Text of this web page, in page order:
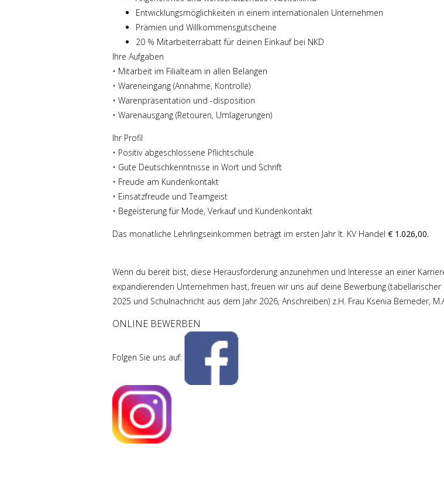
Entwicklungsmöglichkeiten in einem internationalen Unternehmen
Prämien und Willkommensgutscheine
20 % Mitarbeiterrabatt für deinen Einkauf bei NKD
Ihre Aufgaben
• Mitarbeit im Filialteam in allen Belangen
• Wareneingang (Annahme, Kontrolle)
• Warenpräsentation und -disposition
• Warenausgang (Retouren, Umlagerungen)
Ihr Profil
• Positiv abgeschlossene Pflichtschule
• Gute Deutschkenntnisse in Wort und Schrift
• Freude am Kundenkontakt
• Einsatzfreude und Teamgeist
• Begeisterung für Mode, Verkauf und Kundenkontakt
Das monatliche Lehrlingseinkommen beträgt im ersten Jahr lt. KV Handel € 1.026,00.
Wenn du bereit bist, diese Herausforderung anzunehmen und Interesse an einer
expandierenden Unternehmen hast, freuen wir uns auf deine Bewerbung
2025 und Schulnachricht aus dem Jahr 2026, Anschreiben) z.H. Frau Ksenia Berneder,
ONLINE BEWERBEN
Folgen Sie uns auf: